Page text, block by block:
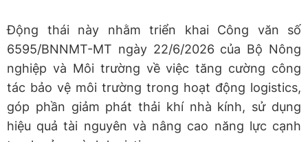
Động thái này nhằm triển khai Công văn số
6595/BNNMT-MT ngày 22/6/2026 của Bộ Nông
nghiệp và Môi trường về việc tăng cường công
tác bảo vệ môi trường trong hoạt động logistics,
góp phần giảm phát thải khí nhà kính, sử dụng
hiệu quả tài nguyên và nâng cao năng lực cạnh